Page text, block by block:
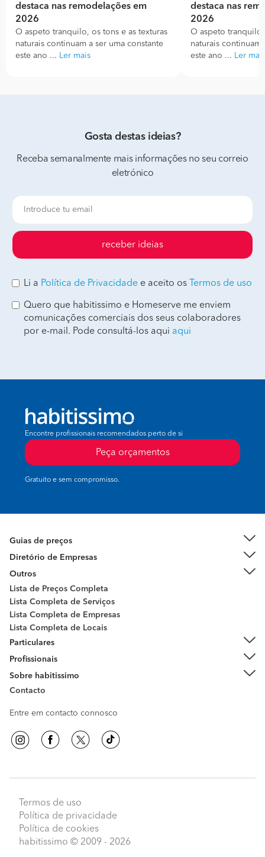
destaca nas remodelações em
2026
O aspeto tranquilo, os tons e as texturas
naturais continuam a ser uma constante
este ano ... Ler mais
destaca nas
2026
O aspeto
naturais continuam
este ano ... Ler mais
Gosta destas ideias?
Receba semanalmente mais informações no seu correio
eletrónico
receber ideias
Li a Política de Privacidade e aceito os Termos de uso
Quero que habitissimo e Homeserve me enviem
comunicações comerciais dos seus colaboradores
por e-mail. Pode consultá-los aqui aqui
Encontre profissionais recomendados perto de si
Peça orçamentos
Gratuito e sem compromisso.
Guias de preços
Diretório de Empresas
Outros
Lista de Preços Completa
Lista Completa de Serviços
Lista Completa de Empresas
Lista Completa de Locais
Particulares
Profissionais
Sobre habitissimo
Contacto
Entre em contacto connosco
Termos de uso
Política de privacidade
Política de cookies
habitissimo © 2009 - 2026